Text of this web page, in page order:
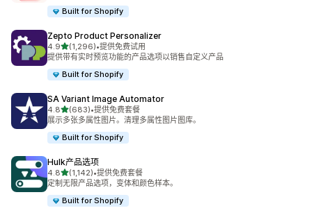
Built for Shopify
Zepto Product Personalizer
4.9星（满分 5 星）
(1,296)
总共 1296 条评论
•提供免费试用
提供带有实时预览功能的产品选项以销售自定义产品
Built for Shopify
SA Variant Image Automator
4.8星（满分 5 星）
(683)
总共 683 条评论
•提供免费套餐
展示多张多属性图片。清理多属性图片图库。
Built for Shopify
Hulk产品选项
4.8星（满分 5 星）
(1,142)
总共 1142 条评论
•提供免费套餐
定制无限产品选项，变体和颜色样本。
Built for Shopify